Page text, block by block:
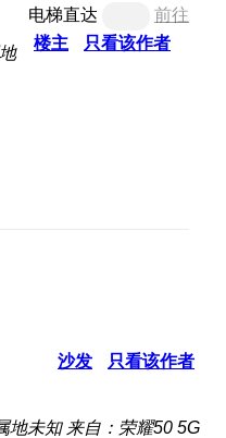
电梯直达
前往
楼主
只看该作者
沙发 只看该作者
地未知 来自：荣耀50 5G